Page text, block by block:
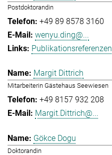
Postdoktorandin
+49 89 8578 3160
wenyu.ding@...
Publikationsreferenzen
Margit Dittrich
Mitarbeiterin Gästehaus Seewiesen
+49 8157 932 208
Margit.Dittrich@...
Gökce Dogu
Doktorandin